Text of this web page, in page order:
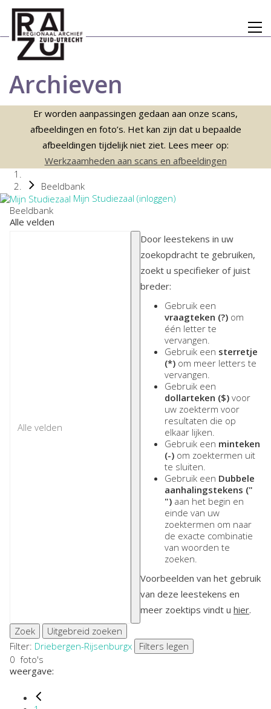
Archieven
Er worden aanpassingen gedaan aan onze scans,
afbeeldingen en foto’s. Het kan zijn dat u bepaalde
afbeeldingen tijdelijk niet ziet. Lees meer op:
Werkzaamheden aan scans en afbeeldingen
Beeldbank
Mijn Studiezaal (inloggen)
Beeldbank
Alle velden
Door leestekens in uw
zoekopdracht te gebruiken,
zoekt u specifieker of juist
breder:
Gebruik een
vraagteken (?) om
één letter te
vervangen.
Gebruik een sterretje
(*) om meer letters te
vervangen.
Gebruik een
dollarteken ($) voor
uw zoekterm voor
resultaten die op
elkaar lijken.
Gebruik een minteken
(-) om zoektermen uit
te sluiten.
Gebruik een Dubbele
aanhalingstekens ("
") aan het begin en
einde van uw
zoektermen om naar
de exacte combinatie
van woorden te
zoeken.
Voorbeelden van het gebruik
van deze leestekens en
meer zoektips vindt u hier.
Zoek
Uitgebreid zoeken
Filter: Driebergen-Rijsenburgx
Filters legen
0 foto's
weergave: